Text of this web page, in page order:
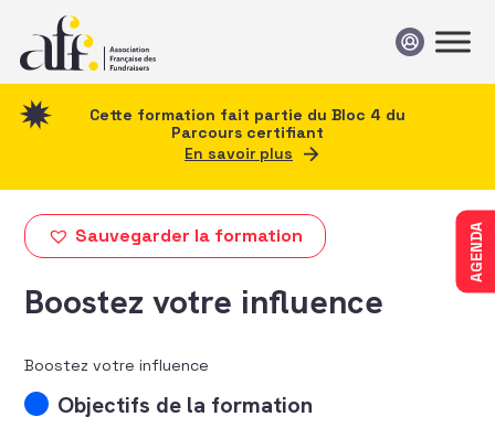
AGENDA
Cette formation fait partie du Bloc 4 du
Parcours certifiant
En savoir plus
Sauvegarder la formation
Boostez votre influence
Boostez votre influence
Objectifs de la formation